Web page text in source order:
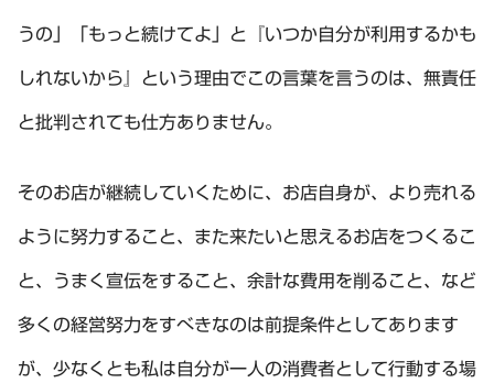
うの」「もっと続けてよ」と『いつか自分が利用するかも
しれないから』という理由でこの言葉を言うのは、無責任
と批判されても仕方ありません。
そのお店が継続していくために、お店自身が、より売れる
ように努力すること、また来たいと思えるお店をつくるこ
と、うまく宣伝をすること、余計な費用を削ること、など
多くの経営努力をすべきなのは前提条件としてあります
が、少なくとも私は自分が一人の消費者として行動する場